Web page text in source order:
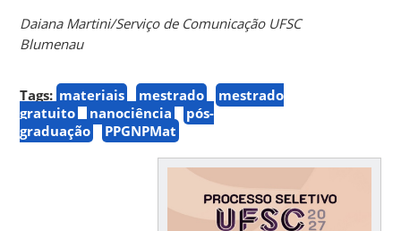
Daiana Martini/Serviço de Comunicação UFSC
Blumenau
Tags: materiais mestrado
mestrado
gratuito
nanociência
pós-
graduação
PPGNPMat